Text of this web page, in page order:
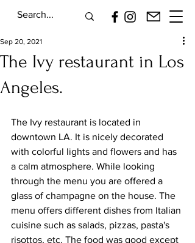
The Ivy restaurant in Los
Angeles.
Sep 20, 2021
The Ivy restaurant is located in
downtown LA. It is nicely decorated
with colorful lights and flowers and has
a calm atmosphere. While looking
through the menu you are offered a
glass of champagne on the house. The
menu offers different dishes from Italian
cuisine such as salads, pizzas, pasta's
risottos, etc. The food was good except